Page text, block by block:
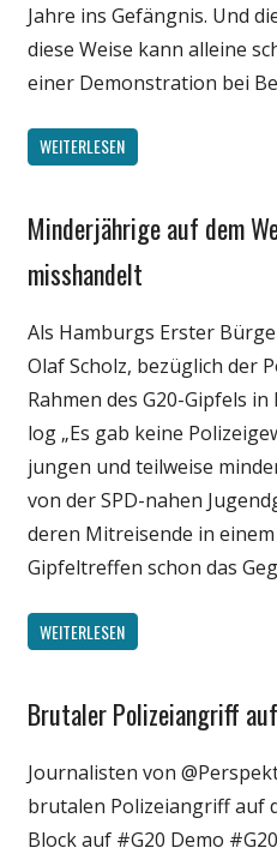
Jahre ins Gefängnis. Und
diese Weise kann alleine
einer Demonstration bei
WEITERLESEN
Gesellschaft
Medien
Wissenschaft
Minderjährige auf dem
misshandelt
Als Hamburgs Erster
Olaf Scholz, bezüglich der
Rahmen des G20-Gipfels
log „Es gab keine
jungen und teilweise
von der SPD-nahen
deren Mitreisende in einem
Gipfeltreffen schon das
WEITERLESEN
Gesellschaft
Politik
Wissenschaft
Brutaler Polizeiangriff
Journalisten von
brutalen Polizeiangriff auf
Block auf #G20 Demo